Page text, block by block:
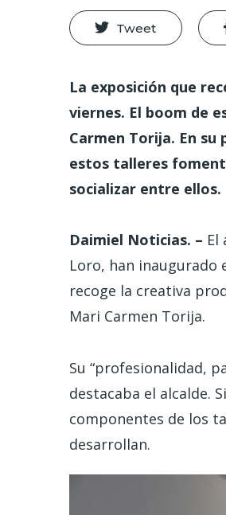
Tweet
La exposición que
viernes. El boom de
Carmen Torija. En su
estos talleres
socializar entre ellos.
Daimiel Noticias. – El
Loro, han inaugurado
recoge la creativa
Mari Carmen Torija.
Su “profesionalidad,
destacaba el alcalde.
componentes de los
desarrollan.